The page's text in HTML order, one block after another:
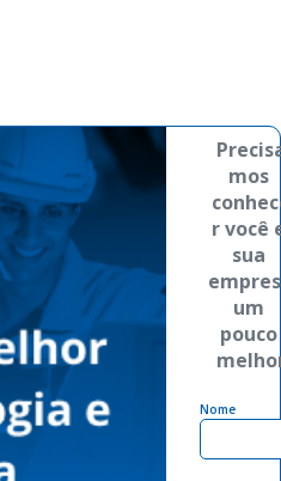
mos
r você
sua
um
pouco
Nome